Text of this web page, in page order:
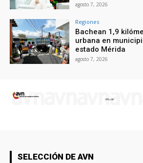
agosto 7, 2026
Regiones
Bachean 1,9
urbana en
estado Mérida
agosto 7, 2026
SELECCIÓN DE AVN